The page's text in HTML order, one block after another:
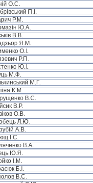
О.С.
П.І.
Р.М.
Ю.А.
В.В.
Я.М.
О.І.
Р.П.
Ю.І.
М.Ф.
М.Г.
К.М.
В.С.
В.Р.
О.В.
Л.Ю.
А.В.
І.С.
В.А.
Ю.Я.
І.М.
Б.І.
В.С.